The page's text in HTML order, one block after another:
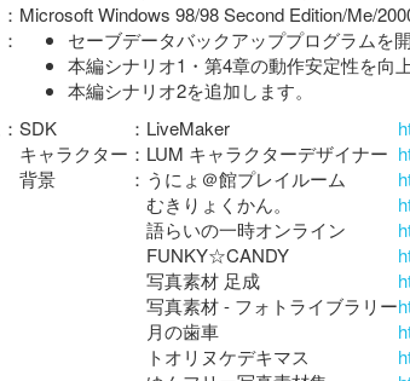
： Microsoft Windows 98/98 Second Edition/Me/
：
セーブデータバックアッププログラムを
本編シナリオ1・第4章の動作安定性を向上
本編シナリオ2を追加します。
： SDK ： LiveMaker
キャラクター ： LUM キャラクターデザイナー
背景
： うにょ＠館プレイルーム
むきりょくかん。
語らいの一時オンライン
FUNKY☆CANDY
写真素材 足成
写真素材 - フォトライブラリー
月の歯車
トオリヌケデキマス